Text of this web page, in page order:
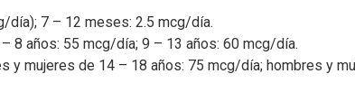
día); 7 – 12 meses: 2.5 mcg/día.
8 años: 55 mcg/día; 9 – 13 años: 60 mcg/día.
y mujeres de 14 – 18 años: 75 mcg/día; hombres y